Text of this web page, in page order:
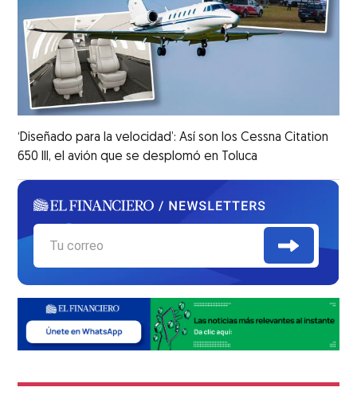
‘Diseñado para la velocidad’: Así son los Cessna Citation
650 III, el avión que se desplomó en Toluca